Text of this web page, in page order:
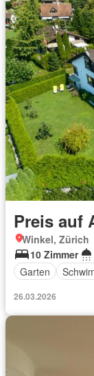
Preis auf
Winkel, Zürich
10 Zimmer
Garten
26.03.2026